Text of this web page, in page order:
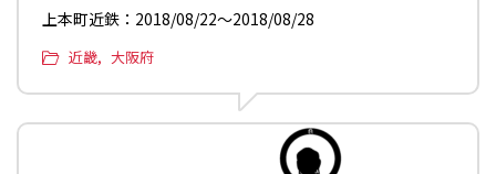
上本町近鉄：2018/08/22〜2018/08/28
近畿 大阪府